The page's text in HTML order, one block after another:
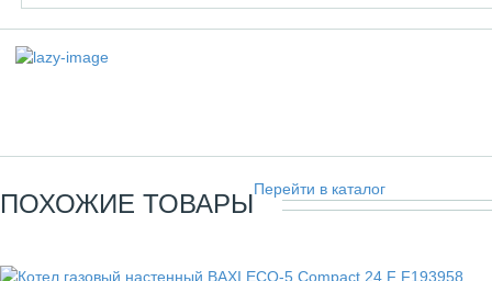
ПОХОЖИЕ ТОВАРЫПерейти в каталог